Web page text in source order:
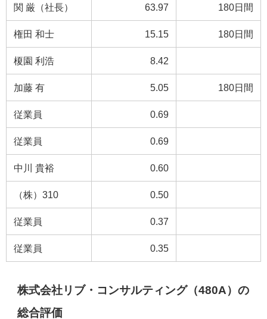
関 厳（社長） 63.97 180日間
権田 和士 15.15 180日間
榎園 利浩 8.42
加藤 有 5.05 180日間
従業員 0.69
従業員 0.69
中川 貴裕 0.60
（株）310 0.50
従業員 0.37
従業員 0.35
株式会社リブ・コンサルティング（480A）の
総合評価